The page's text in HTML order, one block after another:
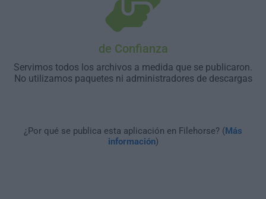
de Confianza
Servimos todos los archivos a medida que se publicaron.
No utilizamos paquetes ni administradores de descargas
¿Por qué se publica esta aplicación en Filehorse? (Más
información)